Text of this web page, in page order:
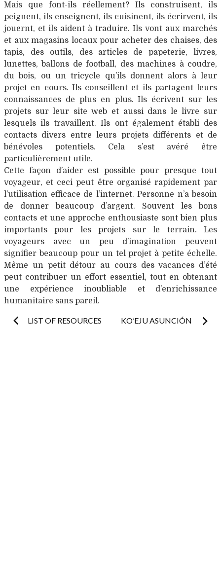
Mais que font-ils réellement? Ils construisent, ils
peignent, ils enseignent, ils cuisinent, ils écrirvent, ils
jouernt, et ils aident à traduire. Ils vont aux marchés
et aux magasins locaux pour acheter des chaises, des
tapis, des outils, des articles de papeterie, livres,
lunettes, ballons de football, des machines à coudre,
du bois, ou un tricycle qu’ils donnent alors à leur
projet en cours. Ils conseillent et ils partagent leurs
connaissances de plus en plus. Ils écrivent sur les
projets sur leur site web et aussi dans le livre sur
lesquels ils travaillent. Ils ont également établi des
contacts divers entre leurs projets différents et de
bénévoles potentiels. Cela s’est avéré être
particulièrement utile.
Cette façon d’aider est possible pour presque tout
voyageur, et ceci peut être organisé rapidement par
l’utilisation efficace de l’internet. Personne n’a besoin
de donner beaucoup d’argent. Souvent les bons
contacts et une approche enthousiaste sont bien plus
importants pour les projets sur le terrain. Les
voyageurs avec un peu d’imagination peuvent
signifier beaucoup pour un tel projet à petite échelle.
Même un petit détour au cours des vacances d’été
peut contribuer un effort essentiel, tout en obtenant
une expérience inoubliable et d’enrichissance
humanitaire sans pareil.
Post
LIST OF RESOURCES KO’EJU ASUNCIÓN